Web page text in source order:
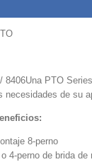
8406Una PTO
necesidades de su
8-perno
o 4-perno de brida